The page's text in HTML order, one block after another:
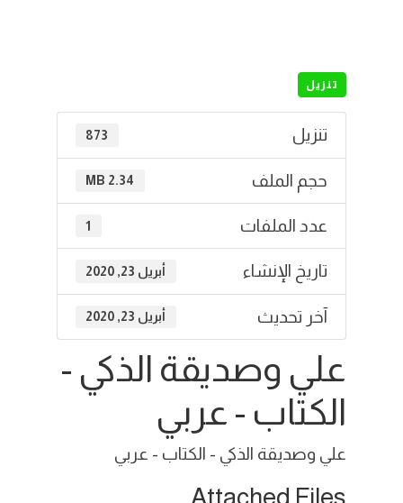
تنزيل
تنزيل 873
حجم الملف 2.34 MB
عدد الملفات 1
تاريخ الإنشاء أبريل 23, 2020
آخر تحديث أبريل 23, 2020
علي وصديقة الذكي -
الكتاب - عربي
علي وصديقة الذكي - الكتاب - عربي
Attached Files